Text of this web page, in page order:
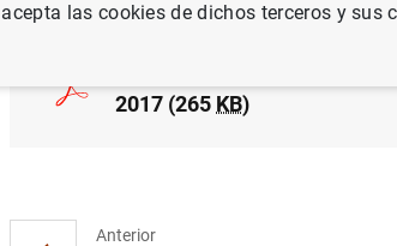
2017 (265 KB)
Anterior
acepta las cookies de dichos terceros y sus